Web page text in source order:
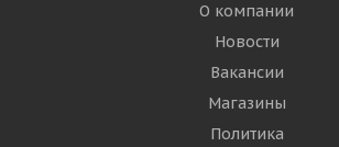
О компании
Новости
Вакансии
Магазины
Политика